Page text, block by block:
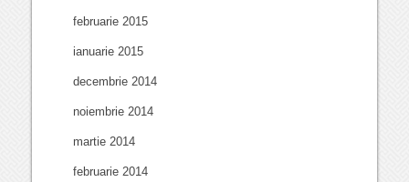
februarie 2015
ianuarie 2015
decembrie 2014
noiembrie 2014
martie 2014
februarie 2014